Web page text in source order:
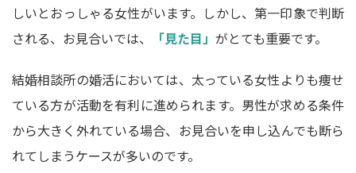
しいとおっしゃる女性がいます。しかし、第一印象で判断
される、お見合いでは、
「見た目」 がとても重要です。
結婚相談所の婚活においては、太っている女性よりも痩せ
ている方が活動を有利に進められます。男性が求める条件
から大きく外れている場合、お見合いを申し込んでも断ら
れてしまうケースが多いのです。